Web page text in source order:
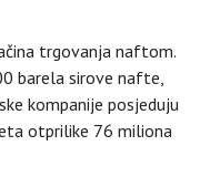
trgovanja naftom.
barela sirove nafte,
kompanije posjeduju
otprilike 76 miliona